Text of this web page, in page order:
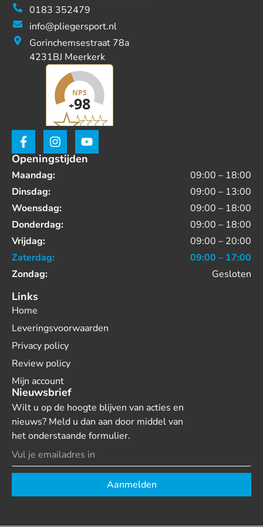
0183 352479
info@pliegersport.nl
Gorinchemsestraat 78a
4231BJ Meerkerk
Openingstijden
Maandag:
09:00 – 18:00
Dinsdag:
09:00 – 13:00
Woensdag:
09:00 – 18:00
Donderdag:
09:00 – 18:00
Vrijdag:
09:00 – 20:00
Zaterdag:
09:00 – 17:00
Zondag:
Gesloten
Links
Home
Leveringsvoorwaarden
Privacy policy
Review policy
Mijn account
Nieuwsbrief
Wilt u op de hoogte blijven van acties en
nieuws? Meld u dan aan door middel van
het onderstaande formulier.
Aanmelden